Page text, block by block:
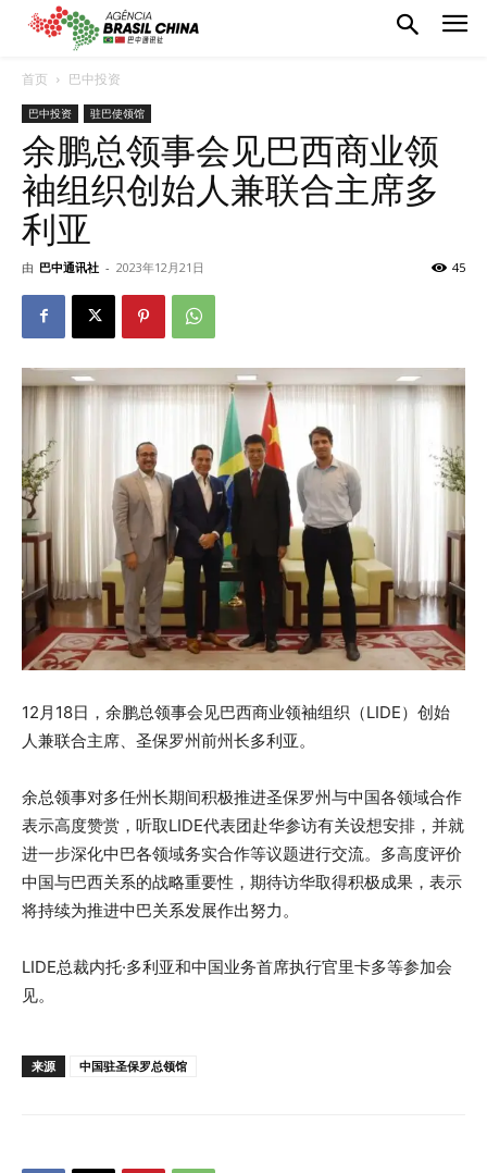
首页 巴中投资
巴中投资 驻巴使领馆
余鹏总领事会见巴西商业领
袖组织创始人兼联合主席多
利亚
由 巴中通讯社 - 2023年12月21日 45
12月18日，余鹏总领事会见巴西商业领袖组织（LIDE）创始
人兼联合主席、圣保罗州前州长多利亚。
余总领事对多任州长期间积极推进圣保罗州与中国各领域合作
表示高度赞赏，听取LIDE代表团赴华参访有关设想安排，并就
进一步深化中巴各领域务实合作等议题进行交流。多高度评价
中国与巴西关系的战略重要性，期待访华取得积极成果，表示
将持续为推进中巴关系发展作出努力。
LIDE总裁内托·多利亚和中国业务首席执行官里卡多等参加会
见。
来源 中国驻圣保罗总领馆